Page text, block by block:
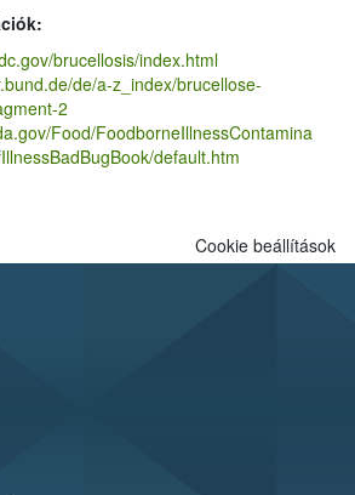
brucellosis/index.html
de/a-z_index/brucellose-
2
Food/FoodborneIllnessContamina
default.htm
Cookie beállítások